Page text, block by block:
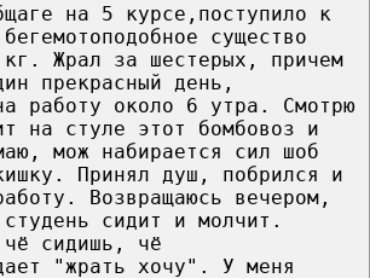
на 5 курсе,поступило к
существо
Жрал за шестерых, причем
прекрасный день,
работу около 6 утра. Смотрю
на стуле этот бомбовоз и
мож набирается сил шоб
Принял душ, побрился и
Возвращаюсь вечером,
сидит и молчит.
сидишь, чё
"жрать хочу". У меня